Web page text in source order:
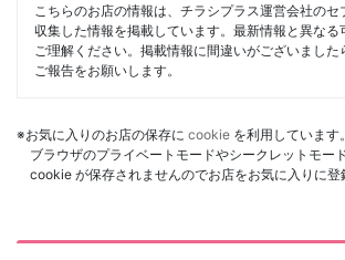
こちらのお店の情報は、チラシプラス運営会社のセ
収集した情報を掲載しています。最新情報と異なる
ご理解ください。掲載情報に間違いがございました
ご報告をお願いします。
※お気に入りのお店の保存に cookie を利用しています。
ブラウザのプライベートモードやシークレットモー
cookie が保存されませんのでお店をお気に入りに登